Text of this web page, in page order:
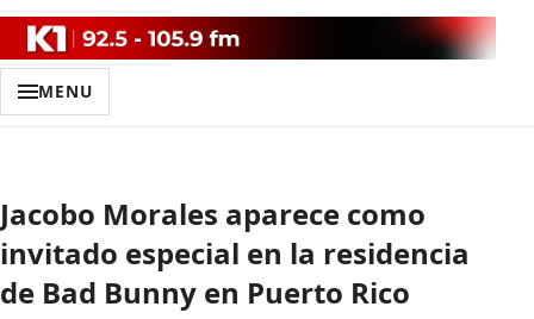
MENU
Jacobo Morales aparece como
invitado especial en la residencia
de Bad Bunny en Puerto Rico